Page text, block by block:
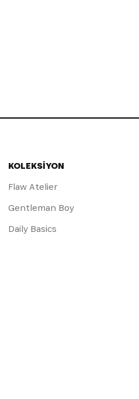
KOLEKSİYON
Flaw Atelier
Gentleman Boy
Daily Basics